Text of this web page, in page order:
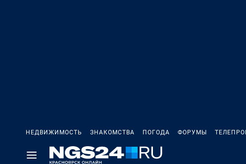
НЕДВИЖИМОСТЬ ЗНАКОМСТВА ПОГОДА ФОРУМЫ